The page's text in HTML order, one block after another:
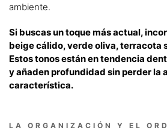
ambiente.
Si buscas un toque más actual,
beige cálido, verde oliva, terracota
Estos tonos están en tendencia
y añaden profundidad sin perder la
característica.
LA ORGANIZACIÓN Y EL